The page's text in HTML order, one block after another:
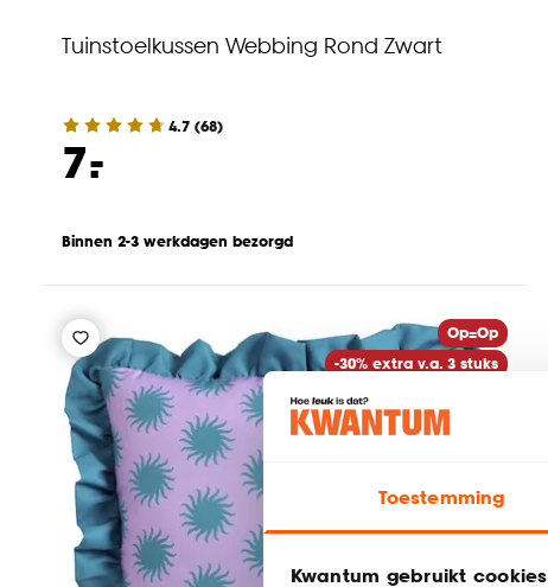
Toestemming
Kwantum gebruikt cookies
Tuinstoelkussen Webbing Rond Zwart
4.7 (68)
7.
-
Binnen 2-3 werkdagen bezorgd
Op=Op
-30% extra v.a. 3 stuks